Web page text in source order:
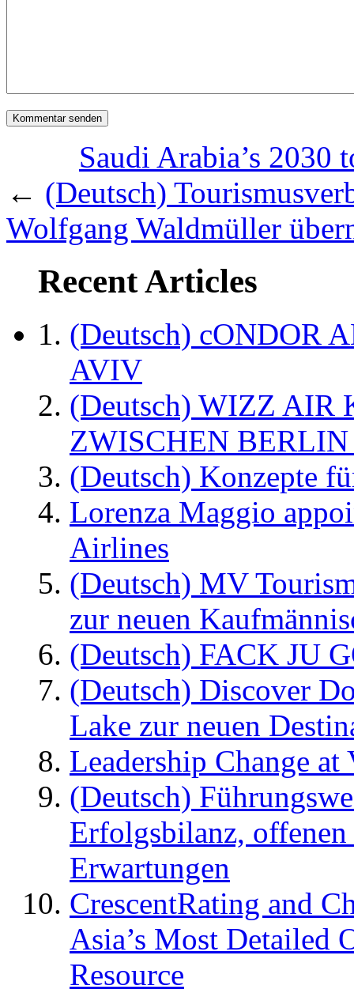
Saudi Arabia’s 2030
← (Deutsch)
Wolfgang Waldmüller
Recent Articles
(Deutsch) cONDOR
AVIV
(Deutsch) WIZZ AIR
ZWISCHEN
(Deutsch) Konzepte
Lorenza Maggio
Airlines
(Deutsch) MV
zur neuen
(Deutsch) FACK JU
(Deutsch) Discover
Lake zur neuen
Leadership Change
(Deutsch)
Erfolgsbilanz,
Erwartungen
CrescentRating and
Asia’s Most Detailed
Resource